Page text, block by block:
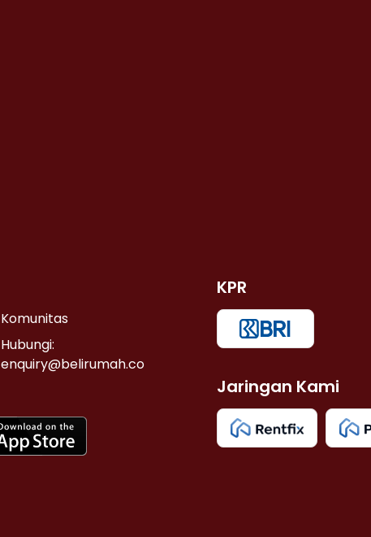
Komunitas
Hubungi:
enquiry@belirumah.co
KPR
Jaringan Kami